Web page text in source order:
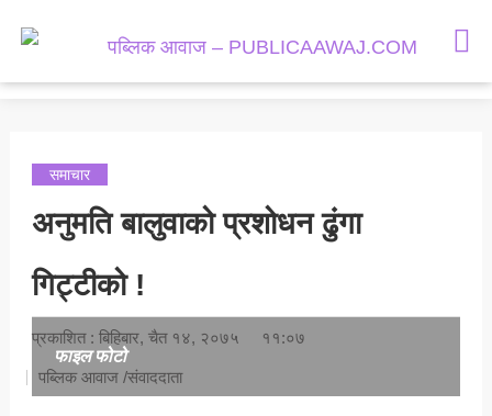
समाचार
समाज
अर्थतन्त्र
राशिफल
समाचार
अनुमति बालुवाको प्रशोधन ढुंगा
गिट्टीको !
प्रकाशित : बिहिबार, चैत १४, २०७५ ११:०७
पब्लिक आवाज /संवाददाता
फाइल फोटो